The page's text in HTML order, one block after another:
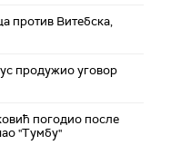
против Витебска,
продужио уговор
погодио после
"Тумбу"